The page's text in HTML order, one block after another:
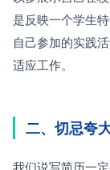
是反映一个学生
自己参加的实践
适应工作。
二、切忌夸
我们说写简历一